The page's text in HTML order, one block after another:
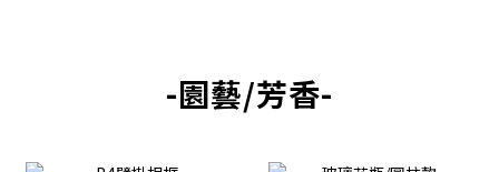
-園藝/芳香-